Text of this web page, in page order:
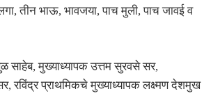
तीन भाऊ, भावजया, पाच मुली, पाच जावई व
साहेब, मुख्याध्यापक उत्तम सुरवसे सर,
रविंद्र प्राथमिकचे मुख्याध्यापक लक्ष्मण देशमुख